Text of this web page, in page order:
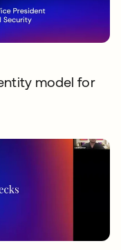
model for